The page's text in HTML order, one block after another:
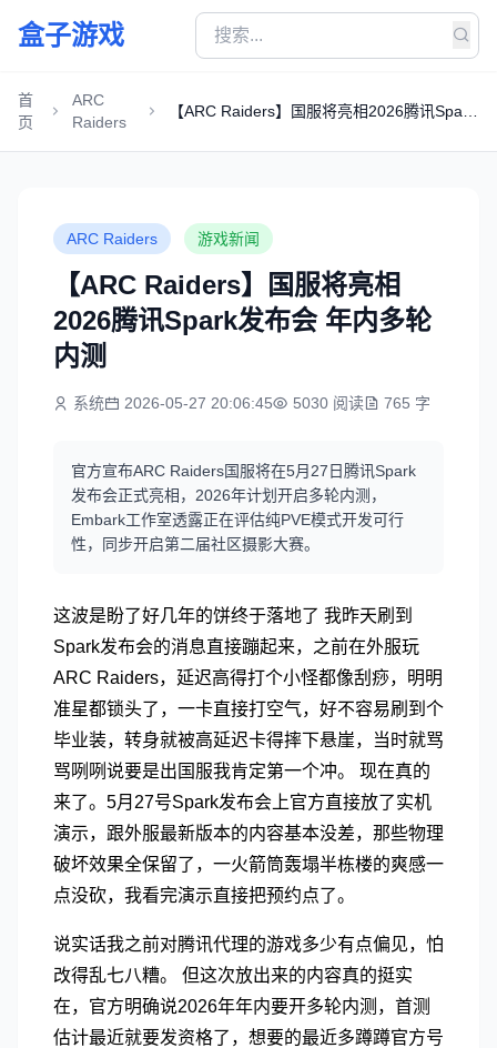
盒子游戏
首
页
ARC
Raiders
【ARC Raiders】国服将亮相2026腾讯Spark
ARC Raiders 游戏新闻
【ARC Raiders】国服将亮相
2026腾讯Spark发布会 年内多轮
内测
系统 2026-05-27 20:06:45 5030 阅读 765 字
官方宣布ARC Raiders国服将在5月27日腾讯Spark
发布会正式亮相，2026年计划开启多轮内测，
Embark工作室透露正在评估纯PVE模式开发可行
性，同步开启第二届社区摄影大赛。
这波是盼了好几年的饼终于落地了 我昨天刷到
Spark发布会的消息直接蹦起来，之前在外服玩
ARC Raiders，延迟高得打个小怪都像刮痧，明明
准星都锁头了，一卡直接打空气，好不容易刷到个
毕业装，转身就被高延迟卡得摔下悬崖，当时就骂
骂咧咧说要是出国服我肯定第一个冲。 现在真的
来了。5月27号Spark发布会上官方直接放了实机
演示，跟外服最新版本的内容基本没差，那些物理
破坏效果全保留了，一火箭筒轰塌半栋楼的爽感一
点没砍，我看完演示直接把预约点了。
说实话我之前对腾讯代理的游戏多少有点偏见，怕
改得乱七八糟。 但这次放出来的内容真的挺实
在，官方明确说2026年年内要开多轮内测，首测
估计最近就要发资格了，想要的最近多蹲蹲官方号